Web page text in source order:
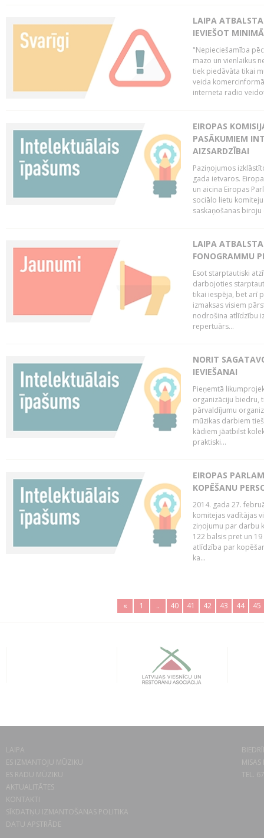
LAIPA
IEVIEŠOT
"Nepieciešamība
mazo un vienlaikus
tiek piedāvāta tikai
veida
interneta radio
EIROPAS
PASĀKUMIEM
AIZSARDZĪBAI
Paziņojumos
gada ietvaros.
un aicina Eiropas
sociālo lietu
saskaņošanas biroju
LAIPA
FONOGRAMMU
Esot starptautiski
darbojoties
tikai iespēja, bet arī
izmaksas visiem
nodrošina atlīdzību
repertuārs...
NORIT
IEVIEŠANAI
Pieņemtā
organizāciju biedru,
pārvaldījumu
mūzikas darbiem
kādiem jāatbilst
praktiski...
EIROPAS
KOPĒŠANU
2014. gada 27.
komitejas vadītājas
ziņojumu par darbu
122 balsis pret un
atlīdzība par
ka...
« 1 .. 40 41 42 43 44 45
LAIPA
ES IZMANTOJU MŪZIKU
ES RADU MŪZIKU
AKTUALITĀTES
KONTAKTI
SĪKDATŅU IZMANTOŠANAS POLITIKA
DATU APSTRĀDE
TEL.